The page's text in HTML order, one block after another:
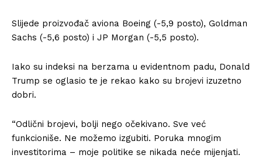
Slijede proizvođač aviona Boeing (-5,9 posto), Goldman
Sachs (-5,6 posto) i JP Morgan (-5,5 posto).
Iako su indeksi na berzama u evidentnom padu, Donald
Trump se oglasio te je rekao kako su brojevi izuzetno
dobri.
“Odlični brojevi, bolji nego očekivano. Sve već
funkcioniše. Ne možemo izgubiti. Poruka mnogim
investitorima – moje politike se nikada neće mijenjati.